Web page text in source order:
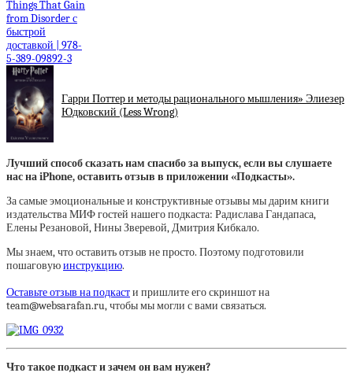
Гарри Поттер и методы рационального мышления» Элиезер
Юдковский (Less Wrong)
Лучший способ сказать нам спасибо за выпуск, если вы слушаете
нас на iPhone, оставить отзыв в приложении «Подкасты».
За самые эмоциональные и конструктивные отзывы мы дарим книги
издательства МИФ гостей нашего подкаста: Радислава Гандапаса,
Елены Резановой, Нины Зверевой, Дмитрия Кибкало.
Мы знаем, что оставить отзыв не просто. Поэтому подготовили
пошаговуюинструкцию.
Оставьте отзыв на подкасти пришлите его скриншот на
team@websarafan.ru, чтобы мы могли с вами связаться.
Что такое подкаст и зачем он вам нужен?